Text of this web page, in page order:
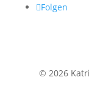
Folgen
© 2026